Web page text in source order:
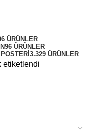
ÜRÜNLER
96 ÜRÜNLER
3.329 ÜRÜNLER
etiketlendi